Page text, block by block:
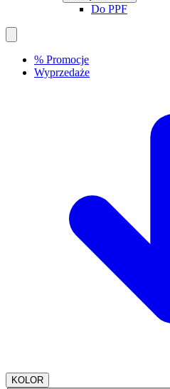
Do PPF
% Promocje
Wyprzedaże
KOLOR